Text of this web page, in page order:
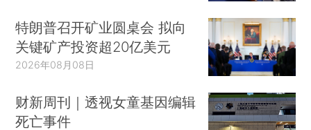
特朗普召开矿业圆桌会 拟向
关键矿产投资超20亿美元
2026年08月08日
财新周刊｜透视女童基因编辑
死亡事件